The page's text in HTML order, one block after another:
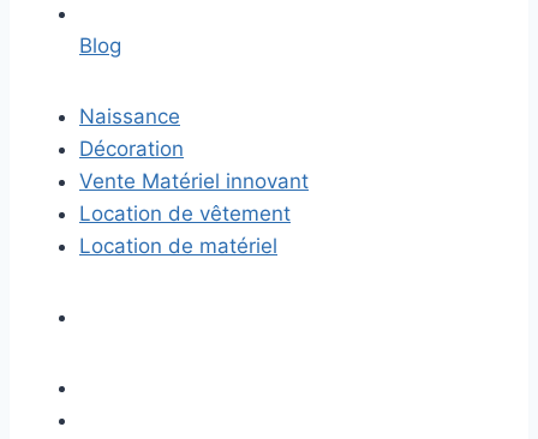
Blog
Naissance
Décoration
Vente Matériel innovant
Location de vêtement
Location de matériel